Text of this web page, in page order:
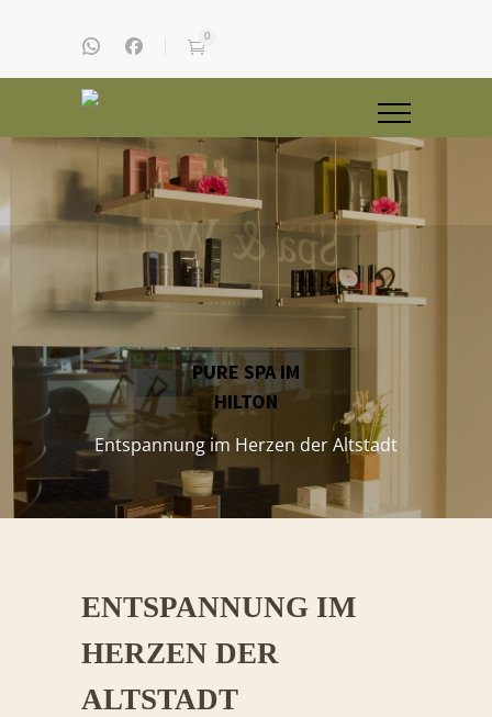
0
PURE SPA IM
HILTON
Entspannung im Herzen der Altstadt
ENTSPANNUNG IM
HERZEN DER
ALTSTADT